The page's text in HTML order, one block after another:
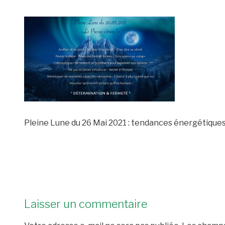
Pleine Lune du 26 Mai 2021 : tendances
Laisser un commentaire